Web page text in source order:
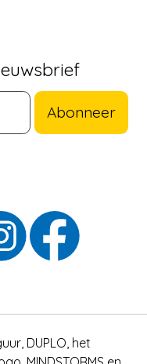
Abonneer
DUPLO, het